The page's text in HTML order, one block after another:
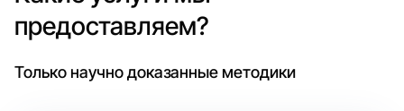
предоставляем?
Только научно доказанные методики